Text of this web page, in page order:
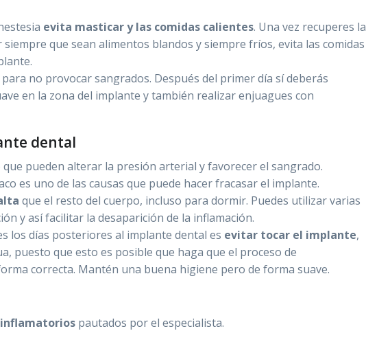
evita masticar y las comidas calientes. Una vez recuperes la
que sean alimentos blandos y siempre fríos, evita las comidas
para no provocar sangrados. Después del primer día sí deberás
en la zona del implante y también realizar enjuagues con
dental
que pueden alterar la presión arterial y favorecer el sangrado.
es uno de las causas que puede hacer fracasar el implante.
que el resto del cuerpo, incluso para dormir. Puedes utilizar varias
y así facilitar la desaparición de la inflamación.
los días posteriores al implante dental es evitar tocar el implante,
puesto que esto es posible que haga que el proceso de
correcta. Mantén una buena higiene pero de forma suave.
pautados por el especialista.